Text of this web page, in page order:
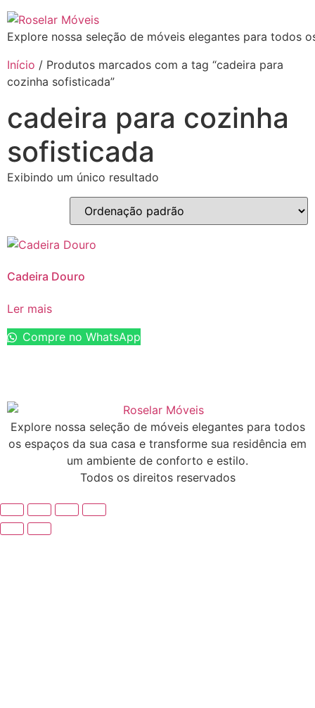
Explore nossa seleção de móveis elegantes para todos
Início / Produtos marcados com a tag “cadeira para
cozinha sofisticada”
cadeira para cozinha
sofisticada
Exibindo um único resultado
Cadeira Douro
Ler mais
Compre no WhatsApp
Explore nossa seleção de móveis elegantes para todos
os espaços da sua casa e transforme sua residência em
um ambiente de conforto e estilo.
Todos os direitos reservados